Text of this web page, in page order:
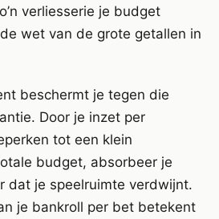
verliesserie je budget
wet van de grote getallen in
beschermt je tegen die
Door je inzet per
tot een klein
budget, absorbeer je
dat je speelruimte verdwijnt.
je bankroll per bet betekent